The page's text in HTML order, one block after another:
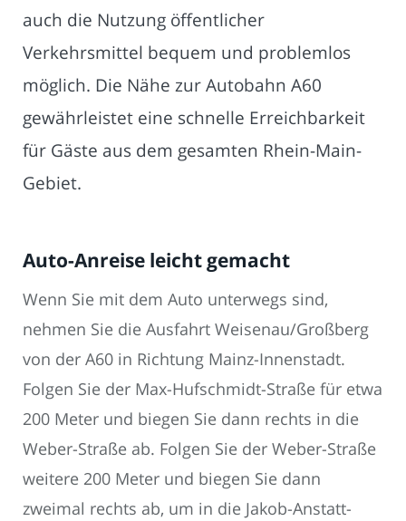
auch die Nutzung öffentlicher
Verkehrsmittel bequem und problemlos
möglich. Die Nähe zur Autobahn A60
gewährleistet eine schnelle Erreichbarkeit
für Gäste aus dem gesamten Rhein-Main-
Gebiet.
Auto-Anreise leicht gemacht
Wenn Sie mit dem Auto unterwegs sind,
nehmen Sie die Ausfahrt Weisenau/Großberg
von der A60 in Richtung Mainz-Innenstadt.
Folgen Sie der Max-Hufschmidt-Straße für etwa
200 Meter und biegen Sie dann rechts in die
Weber-Straße ab. Folgen Sie der Weber-Straße
weitere 200 Meter und biegen Sie dann
zweimal rechts ab, um in die Jakob-Anstatt-